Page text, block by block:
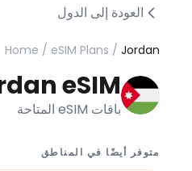
العودة إلى الدول
Home / eSIM Plans / Jordan
eSIM
باقات eSIM المتاحة
متوفر أيضًا في المناطق